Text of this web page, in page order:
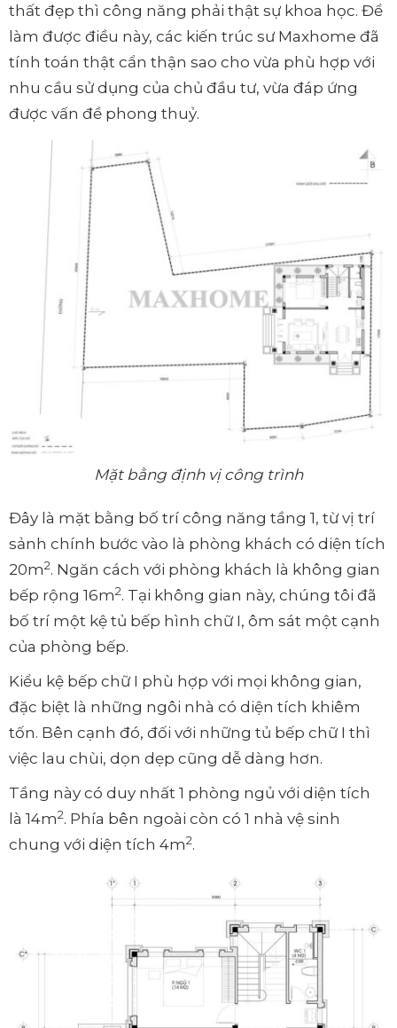
thất đẹp thì công năng phải thật sự khoa học. Để
làm được điều này, các kiến trúc sư Maxhome đã
tính toán thật cẩn thận sao cho vừa phù hợp với
nhu cầu sử dụng của chủ đầu tư, vừa đáp ứng
được vấn đề phong thuỷ.
Mặt bằng định vị công trình
Đây là mặt bằng bố trí công năng tầng 1, từ vị trí
sảnh chính bước vào là phòng khách có diện tích
20m2. Ngăn cách với phòng khách là không gian
bếp rộng 16m2. Tại không gian này, chúng tôi đã
bố trí một kệ tủ bếp hình chữ I, ôm sát một cạnh
của phòng bếp.
Kiểu kệ bếp chữ I phù hợp với mọi không gian,
đặc biệt là những ngôi nhà có diện tích khiêm
tốn. Bên cạnh đó, đối với những tủ bếp chữ I thì
việc lau chùi, dọn dẹp cũng dễ dàng hơn.
Tầng này có duy nhất 1 phòng ngủ với diện tích
là 14m2. Phía bên ngoài còn có 1 nhà vệ sinh
chung với diện tích 4m2.